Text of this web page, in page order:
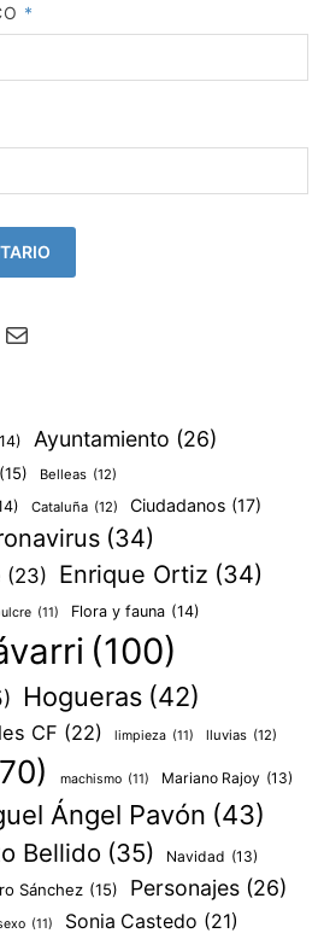
*
Viscalacant
Viscalacant
en Polkaverse
Correo electrónico
Ayuntamiento (26)
(15) Belleas (12)
Cataluña (12) Ciudadanos (17)
(34)
(23) Enrique Ortiz (34)
(11) Flora y fauna (14)
(100)
Hogueras (42)
CF (22) limpieza (11) lluvias (12)
machismo (11) Mariano Rajoy (13)
Ángel Pavón (43)
Bellido (35) Navidad (13)
Sánchez (15) Personajes (26)
(11) Sonia Castedo (21)